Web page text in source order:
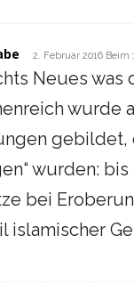
2. Februar 2016 Beim
Neues was
wurde
gebildet,
wurden:
bei
islamischer